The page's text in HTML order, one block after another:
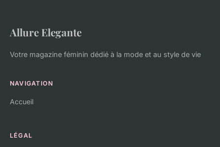
Allure Elegante
Votre magazine féminin dédié à la mode et au style de vie
NAVIGATION
Accueil
LÉGAL